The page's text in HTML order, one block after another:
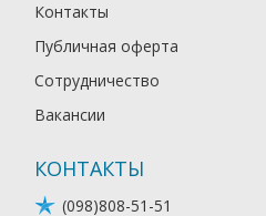
Контакты
Публичная оферта
Сотрудничество
Вакансии
КОНТАКТЫ
(098)808-51-51